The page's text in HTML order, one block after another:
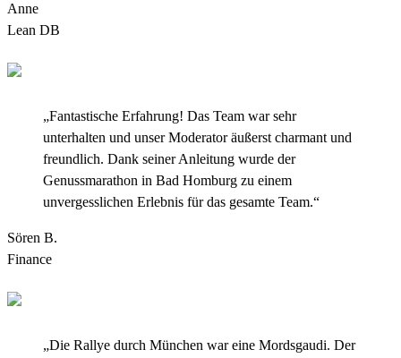
Anne
Lean DB
„Fantastische Erfahrung! Das Team war sehr
unterhalten und unser Moderator äußerst charmant und
freundlich. Dank seiner Anleitung wurde der
Genussmarathon in Bad Homburg zu einem
unvergesslichen Erlebnis für das gesamte Team.“
Sören B.
Finance
„Die Rallye durch München war eine Mordsgaudi. Der